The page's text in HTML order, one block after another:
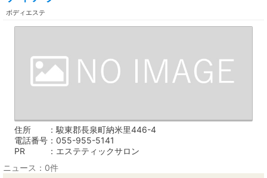
ボディエステ
住所
駿東郡長泉町納米里446-4
電話番号
055-955-5141
PR
エステティックサロン
ニュース：0件